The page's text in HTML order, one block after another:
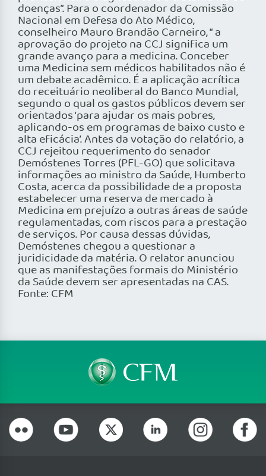
doenças”. Para o coordenador da Comissão
Nacional em Defesa do Ato Médico,
conselheiro Mauro Brandão Carneiro, “ a
aprovação do projeto na CCJ significa um
grande avanço para a medicina. Conceber
uma Medicina sem médicos habilitados não é
um debate acadêmico. É a aplicação acrítica
do receituário neoliberal do Banco Mundial,
segundo o qual os gastos públicos devem ser
orientados ‘para ajudar os mais pobres,
aplicando-os em programas de baixo custo e
alta eficácia’. Antes da votação do relatório, a
CCJ rejeitou requerimento do senador
Demóstenes Torres (PFL-GO) que solicitava
informações ao ministro da Saúde, Humberto
Costa, acerca da possibilidade de a proposta
estabelecer uma reserva de mercado à
Medicina em prejuízo a outras áreas de saúde
regulamentadas, com riscos para a prestação
de serviços. Por causa dessas dúvidas,
Demóstenes chegou a questionar a
juridicidade da matéria. O relator anunciou
que as manifestações formais do Ministério
da Saúde devem ser apresentadas na CAS.
Fonte: CFM